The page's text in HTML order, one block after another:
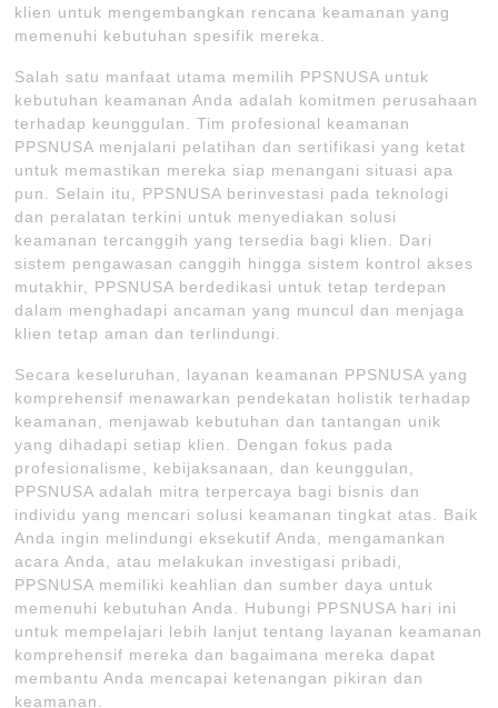
klien untuk mengembangkan rencana keamanan yang
memenuhi kebutuhan spesifik mereka.
Salah satu manfaat utama memilih PPSNUSA untuk
kebutuhan keamanan Anda adalah komitmen perusahaan
terhadap keunggulan. Tim profesional keamanan
PPSNUSA menjalani pelatihan dan sertifikasi yang ketat
untuk memastikan mereka siap menangani situasi apa
pun. Selain itu, PPSNUSA berinvestasi pada teknologi
dan peralatan terkini untuk menyediakan solusi
keamanan tercanggih yang tersedia bagi klien. Dari
sistem pengawasan canggih hingga sistem kontrol akses
mutakhir, PPSNUSA berdedikasi untuk tetap terdepan
dalam menghadapi ancaman yang muncul dan menjaga
klien tetap aman dan terlindungi.
Secara keseluruhan, layanan keamanan PPSNUSA yang
komprehensif menawarkan pendekatan holistik terhadap
keamanan, menjawab kebutuhan dan tantangan unik
yang dihadapi setiap klien. Dengan fokus pada
profesionalisme, kebijaksanaan, dan keunggulan,
PPSNUSA adalah mitra terpercaya bagi bisnis dan
individu yang mencari solusi keamanan tingkat atas. Baik
Anda ingin melindungi eksekutif Anda, mengamankan
acara Anda, atau melakukan investigasi pribadi,
PPSNUSA memiliki keahlian dan sumber daya untuk
memenuhi kebutuhan Anda. Hubungi PPSNUSA hari ini
untuk mempelajari lebih lanjut tentang layanan keamanan
komprehensif mereka dan bagaimana mereka dapat
membantu Anda mencapai ketenangan pikiran dan
keamanan.